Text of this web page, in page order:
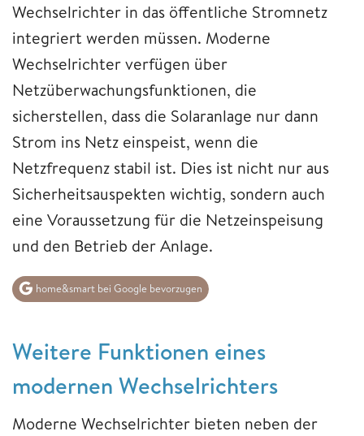
Wechselrichter in das öffentliche Stromnetz
integriert werden müssen. Moderne
Wechselrichter verfügen über
Netzüberwachungsfunktionen, die
sicherstellen, dass die Solaranlage nur dann
Strom ins Netz einspeist, wenn die
Netzfrequenz stabil ist. Dies ist nicht nur aus
Sicherheitsauspekten wichtig, sondern auch
eine Voraussetzung für die Netzeinspeisung
und den Betrieb der Anlage.
home&smart bei Google bevorzugen
Weitere Funktionen eines
modernen Wechselrichters
Moderne Wechselrichter bieten neben der